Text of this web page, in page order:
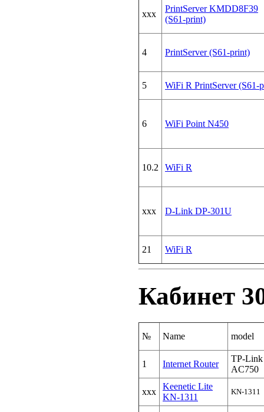
xxx
PrintServer KMDD8F39
(S61-print)
4 PrintServer (S61-print)
5 WiFi R PrintServer (S61-
6 WiFi Point N450
10.2 WiFi R
xxx D-Link DP-301U
21 WiFi R
Кабинет
№ Name model
1 Internet Router
TP-Link
AC750
xxx
Keenetic Lite
KN-1311
KN-1311